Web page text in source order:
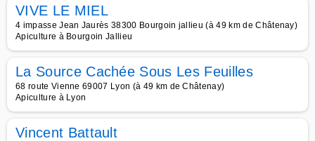
VIVE LE MIEL
4 impasse Jean Jaurès 38300 Bourgoin jallieu (à 49 km de Châtenay)
Apiculture à Bourgoin Jallieu
La Source Cachée Sous Les Feuilles
68 route Vienne 69007 Lyon (à 49 km de Châtenay)
Apiculture à Lyon
Vincent Battault